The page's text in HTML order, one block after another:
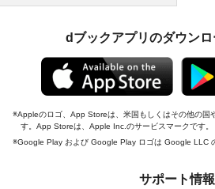
dブックアプリのダウン
Appleのロゴ、App Storeは、米国もしくはその他の国
す。App Storeは、Apple Inc.のサービスマークです。
Google Play および Google Play ロゴは Google LLC
サポート情報